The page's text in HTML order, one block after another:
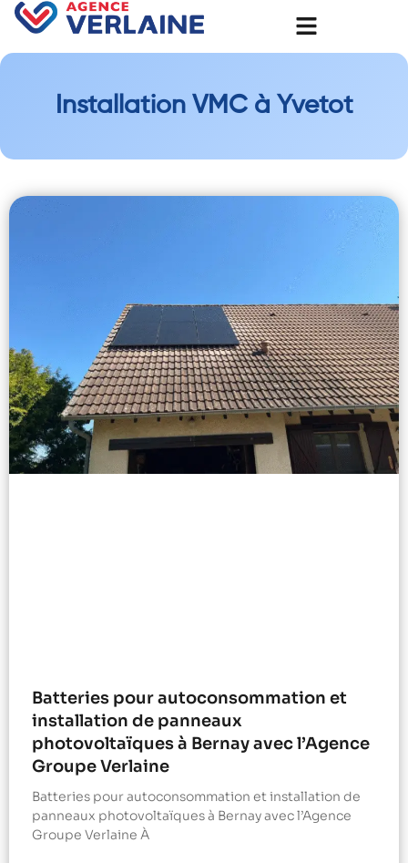
Installation VMC à Yvetot
Batteries pour autoconsommation et
installation de panneaux
photovoltaïques à Bernay avec l’Agence
Groupe Verlaine
Batteries pour autoconsommation et installation de
panneaux photovoltaïques à Bernay avec l’Agence
Groupe Verlaine À